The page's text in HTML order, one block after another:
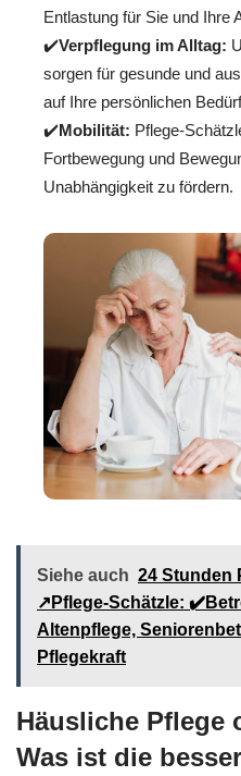
Entlastung für Sie und Ihre
✔️Verpflegung im Alltag:
sorgen für gesunde und
auf Ihre persönlichen
✔️Mobilität: Pflege-
Fortbewegung und
Unabhängigkeit zu fördern.
Siehe auch 24 Stunden
↗️Pflege-Schätzle:
Altenpflege,
Pflegekraft
Häusliche Pflege
Was ist die